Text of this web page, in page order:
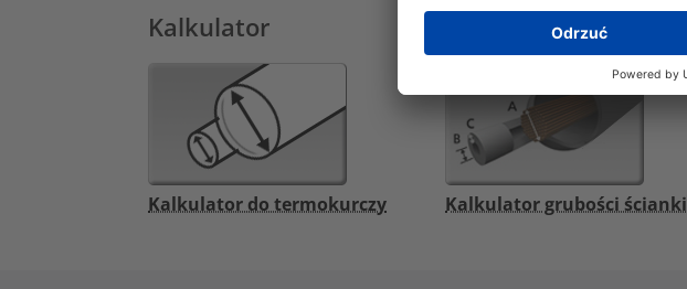
Kalkulator
Kalkulator do termokurczy Kalkulator grubości ścianki